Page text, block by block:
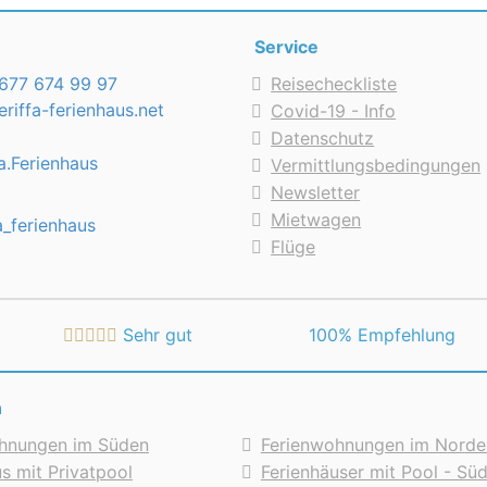
am 02.02.2016
Top, alles Wesentliche war vorhanden. Die Wohnung
den Hafen und das Meer.
674 99 97
ferienhaus.net
Service
Reisecheckliste
Covid-19 - Info
Datenschutz
Vermittlungsbedingungen
Newsletter
Mietwagen
Flüge
Sehr gut 100% Empfehlung
im Süden
Ferienwohnungen im
mit Privatpool
Ferienhäuser mit Pool -